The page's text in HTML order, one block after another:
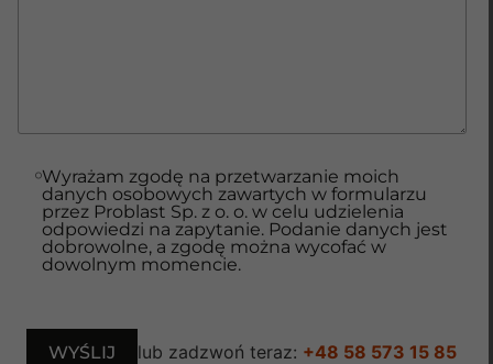
Wyrażam zgodę na przetwarzanie moich
danych osobowych zawartych w formularzu
przez Problast Sp. z o. o. w celu udzielenia
odpowiedzi na zapytanie. Podanie danych jest
dobrowolne, a zgodę można wycofać w
dowolnym momencie.
lub zadzwoń teraz: +48 58 573 15 85